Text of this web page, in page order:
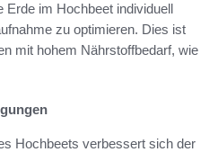
Erde im Hochbeet individuell
zu optimieren. Dies ist
mit hohem Nährstoffbedarf, wie
Hochbeets verbessert sich der